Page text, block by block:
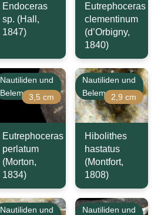
Endoceras
sp. (Hall,
1847)
Eutrephoceras
clementinum
(d’Orbigny,
1840)
Nautiliden und
Belemniten3,5 cm
Eutrephoceras
perlatum
(Morton,
1834)
Nautiliden und
Belemniten2,9 cm
Hibolithes
hastatus
(Montfort,
1808)
Nautiliden und
Nautiliden und